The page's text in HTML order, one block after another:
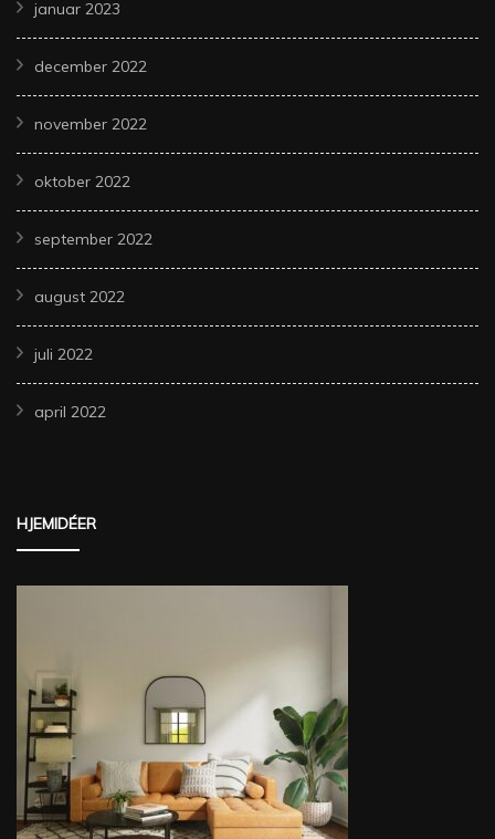
januar 2023
december 2022
november 2022
oktober 2022
september 2022
august 2022
juli 2022
april 2022
HJEMIDÉER